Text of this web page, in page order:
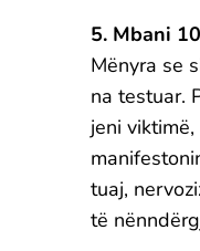
5. Mbani
Mënyra se
na testuar.
jeni
tuaj,
të